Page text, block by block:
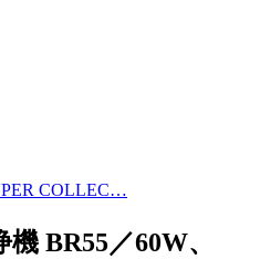
COLLEC…
BR55／60W、